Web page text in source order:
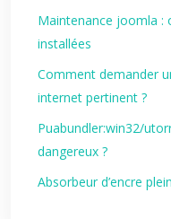
Maintenance joomla :
installées
Comment demander
internet pertinent ?
Puabundler:win32/
dangereux ?
Absorbeur d’encre